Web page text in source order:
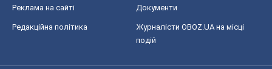
Реклама на сайті Документи
Редакційна політика
Журналісти OBOZ.UA на місці
подій